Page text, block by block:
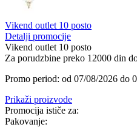
Vikend outlet 10 posto
Detalji promocije
Vikend outlet 10 posto
Za porudzbine preko 12000 din
Promo period: od 07/08/2026 do
Prikaži proizvode
Promocija ističe za:
Pakovanje: